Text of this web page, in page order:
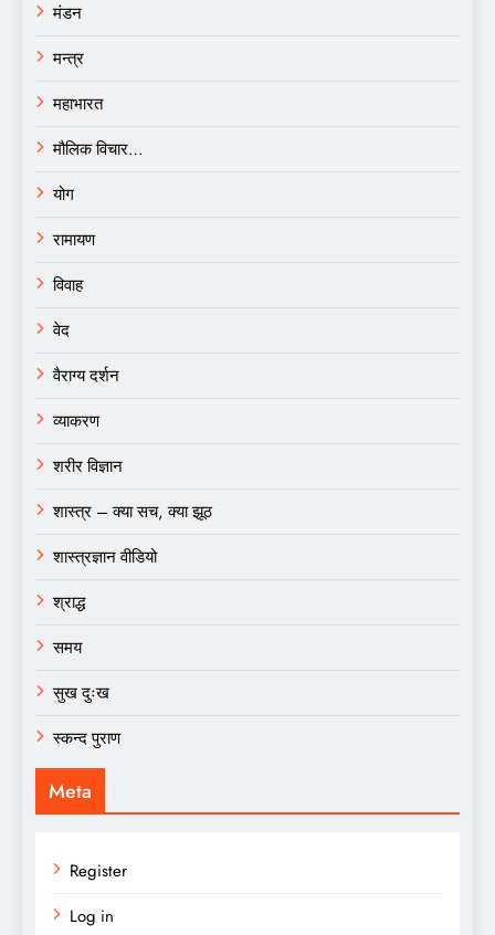
मंडन
मन्त्र
महाभारत
मौलिक विचार…
योग
रामायण
विवाह
वेद
वैराग्य दर्शन
व्याकरण
शरीर विज्ञान
शास्त्र – क्या सच, क्या झूठ
शास्त्रज्ञान वीडियो
श्राद्ध
समय
सुख दुःख
स्कन्द पुराण
Meta
Register
Log in